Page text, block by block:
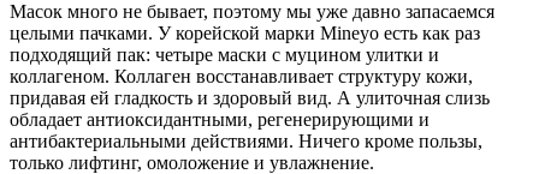
Масок много не бывает, поэтому мы уже давно запасаемся
целыми пачками. У корейской марки Mineyo есть как раз
подходящий пак: четыре маски с муцином улитки и
коллагеном. Коллаген восстанавливает структуру кожи,
придавая ей гладкость и здоровый вид. А улиточная слизь
обладает антиоксидантными, регенерирующими и
антибактериальными действиями. Ничего кроме пользы,
только лифтинг, омоложение и увлажнение.